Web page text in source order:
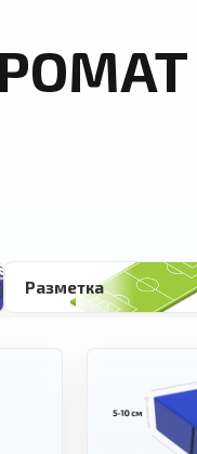
Разметка